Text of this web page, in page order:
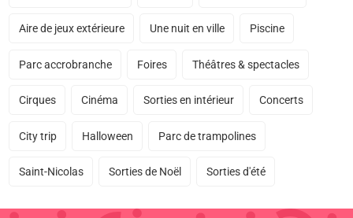
Aire de jeux extérieure Une nuit en ville Piscine
Parc accrobranche Foires Théâtres & spectacles
Cirques Cinéma Sorties en intérieur Concerts
City trip Halloween Parc de trampolines
Saint-Nicolas Sorties de Noël Sorties d'été